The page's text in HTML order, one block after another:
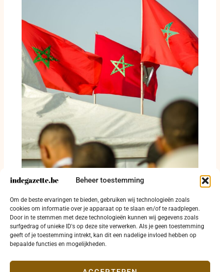
Beheer toestemming
Om de beste ervaringen te bieden, gebruiken wij technologieën zoals
cookies om informatie over je apparaat op te slaan en/of te raadplegen.
Door in te stemmen met deze technologieën kunnen wij gegevens zoals
surfgedrag of unieke ID's op deze site verwerken. Als je geen toestemming
geeft of je toestemming intrekt, kan dit een nadelige invloed hebben op
bepaalde functies en mogelijkheden.
Marokko wijst op desinformatie en
mensensmokkel na grensdruk in Sebta
3 augustus 2026